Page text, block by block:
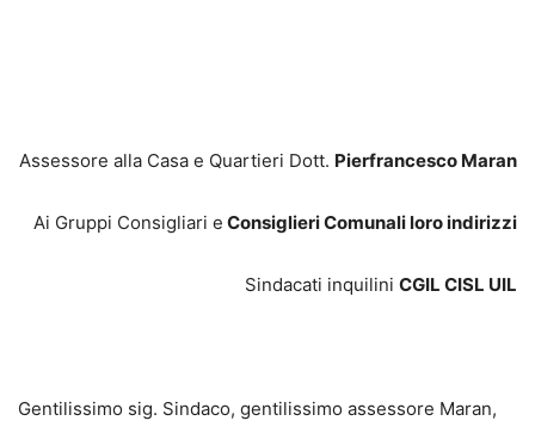
Assessore alla Casa e Quartieri Dott. Pierfrancesco Maran
Ai Gruppi Consigliari e Consiglieri Comunali loro indirizzi
Sindacati inquilini CGIL CISL UIL
Gentilissimo sig. Sindaco, gentilissimo assessore Maran,